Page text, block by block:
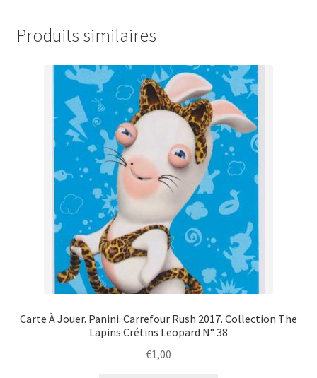
Produits similaires
Carte À Jouer. Panini. Carrefour Rush 2017. Collection The
Lapins Crétins Leopard N° 38
€1,00